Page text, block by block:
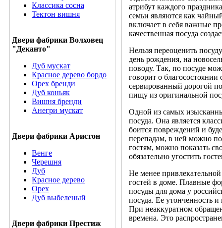
Классика сосна
Тектон вишня
Двери фабрики Волховец
"Деканто"
Дуб мускат
Красное дерево бордо
Орех бренди
Дуб коньяк
Вишня бренди
Анегри мускат
Двери фабрики Аристон
Венге
Черешня
Дуб
Красное дерево
Орех
Дуб выбеленый
Двери фабрики Престиж
атрибут каждого
семьи являются как
включает в себя важные
качественная посуда
Нельзя переоценить
день рождения, на
поводу. Так, по посуде
говорит о
сервированный дорогой
пищу из оригинальной
Одной из самых
посуда. Она является
боится повреждений и
перепадам, в ней можно
гостям, можно показать
обязательно угостить
Не менее
гостей в доме. Плавные
посуды для дома у
посуда. Ее утонченность и
При неаккуратном
времена. Это